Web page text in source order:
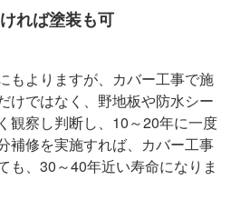
れば塗装も可
もよりますが、カバー工事で施
けではなく、野地板や防水シー
観察し判断し、10～20年に一度
補修を実施すれば、カバー工事
も、30～40年近い寿命になりま